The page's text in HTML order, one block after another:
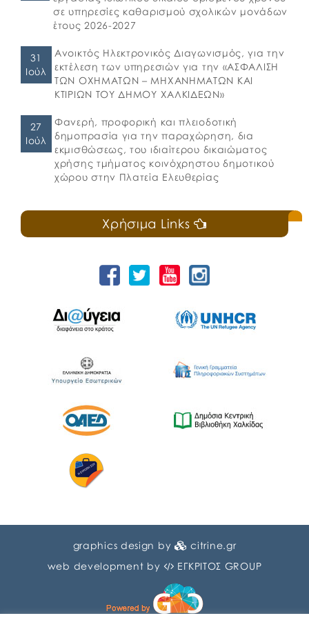
σε υπηρεσίες καθαρισμού σχολικών μονάδων
έτους 2026-2027
31
Ιούλ
Ανοικτός Ηλεκτρονικός Διαγωνισμός, για την
εκτέλεση των υπηρεσιών για την «ΑΣΦΑΛΙΣΗ
ΤΩΝ ΟΧΗΜΑΤΩΝ – ΜΗΧΑΝΗΜΑΤΩΝ ΚΑΙ
ΚΤΙΡΙΩΝ ΤΟΥ ΔΗΜΟΥ ΧΑΛΚΙΔΕΩΝ»
27
Ιούλ
Φανερή, προφορική και πλειοδοτική
δημοπρασία για την παραχώρηση, δια
εκμισθώσεως, του ιδιαίτερου δικαιώματος
χρήσης τμήματος κοινόχρηστου δημοτικού
χώρου στην Πλατεία Ελευθερίας
Χρήσιμα Links
graphics design by
citrine.gr
web development by
ΕΓΚΡΙΤΟΣ GROUP